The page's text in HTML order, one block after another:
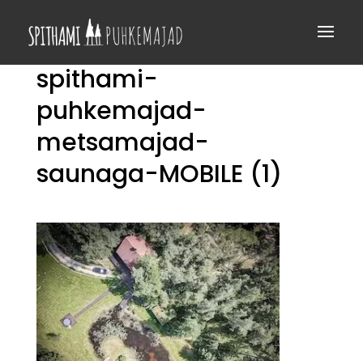
spithami-
puhkemajad-
metsamajad-
saunaga-MOBILE (1)